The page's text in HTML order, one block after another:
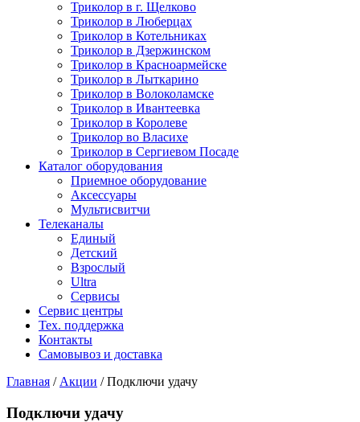
Триколор в г. Щелково
Триколор в Люберцах
Триколор в Котельниках
Триколор в Дзержинском
Триколор в Красноармейске
Триколор в Лыткарино
Триколор в Волоколамске
Триколор в Ивантеевка
Триколор в Королеве
Триколор во Власихе
Триколор в Сергиевом Посаде
Каталог оборудования
Приемное оборудование
Аксессуары
Мультисвитчи
Телеканалы
Единый
Детский
Взрослый
Ultra
Сервисы
Сервис центры
Тех. поддержка
Контакты
Самовывоз и доставка
Главная / Акции /Подключи удачу
Подключи удачу